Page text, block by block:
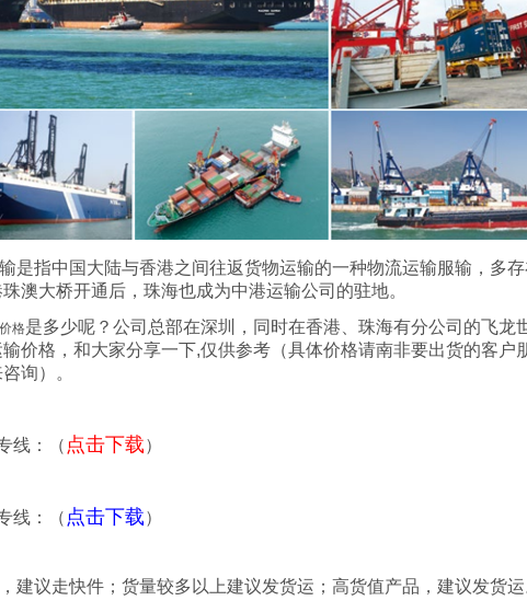
是指中国大陆与香港之间往返货物运输的一种物流运输服输，多
澳大桥开通后，珠海也成为中港运输公司的驻地。
格是多少呢？公司总部在深圳，同时在香港、珠海有分公司的飞龙
价格，和大家分享一下,仅供参考（具体价格请南非要出货的客户
询）。
线：（ 点击下载）
线：（ 点击下载）
建议走快件；货量较多以上建议发货运；高货值产品，建议发货运